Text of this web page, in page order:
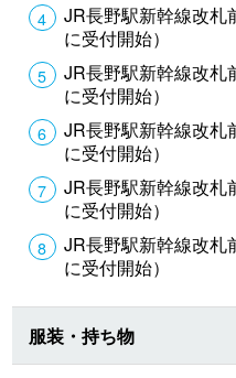
JR長野駅新幹線改札
に受付開始）
JR長野駅新幹線改札
に受付開始）
JR長野駅新幹線改札
に受付開始）
JR長野駅新幹線改札
に受付開始）
JR長野駅新幹線改札
に受付開始）
服装・持ち物